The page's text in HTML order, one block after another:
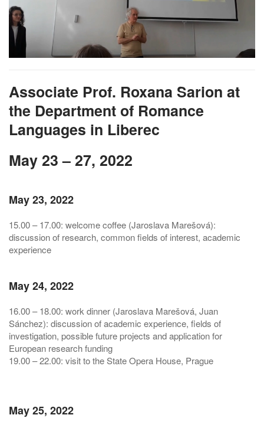
Associate Prof. Roxana Sarion at
the Department of Romance
Languages in Liberec
May 23 – 27, 2022
May 23, 2022
15.00 – 17.00: welcome coffee (Jaroslava Marešová):
discussion of research, common fields of interest, academic
experience
May 24, 2022
16.00 – 18.00: work dinner (Jaroslava Marešová, Juan
Sánchez): discussion of academic experience, fields of
investigation, possible future projects and application for
European research funding
19.00 – 22.00: visit to the State Opera House, Prague
May 25, 2022